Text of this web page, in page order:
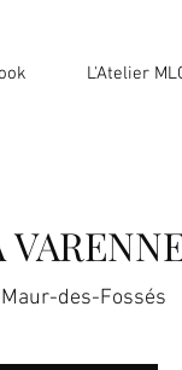
L'Atelier
des-Fossés